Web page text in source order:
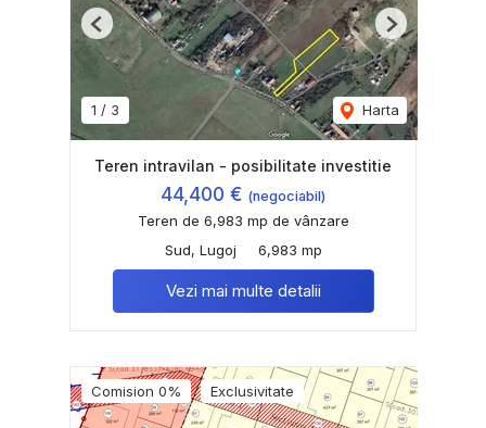
1 / 3 Harta
Previous Next
Teren intravilan - posibilitate investitie
44,400 € (negociabil)
Teren de 6,983 mp de vânzare
Sud, Lugoj
6,983 mp
Vezi mai multe detalii
Comision 0% Exclusivitate